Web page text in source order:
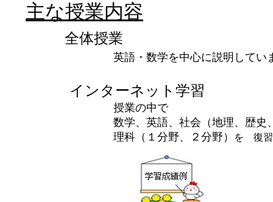
主な授業内容
全体授業
英語・数学を中心に説明してい
インターネット学習
授業の中で
数学、英語、社会（地理、歴史、
理科（１分野、２分野）
を 復習